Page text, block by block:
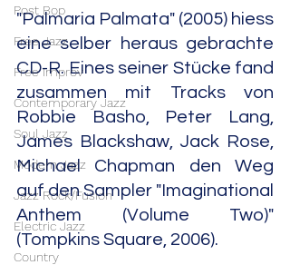
Post Bop
Free Jazz
Free Improv
Contemporary Jazz
Soul Jazz
Modern Jazz
Jazz Rock/Fusion
Electric Jazz
Country
"Palmaria Palmata" (2005) hiess
eine selber heraus gebrachte
CD-R. Eines seiner Stücke fand
zusammen mit Tracks von
Robbie Basho, Peter Lang,
James Blackshaw, Jack Rose,
Michael Chapman den Weg
auf den Sampler "Imaginational
Anthem (Volume Two)"
(Tompkins Square, 2006).